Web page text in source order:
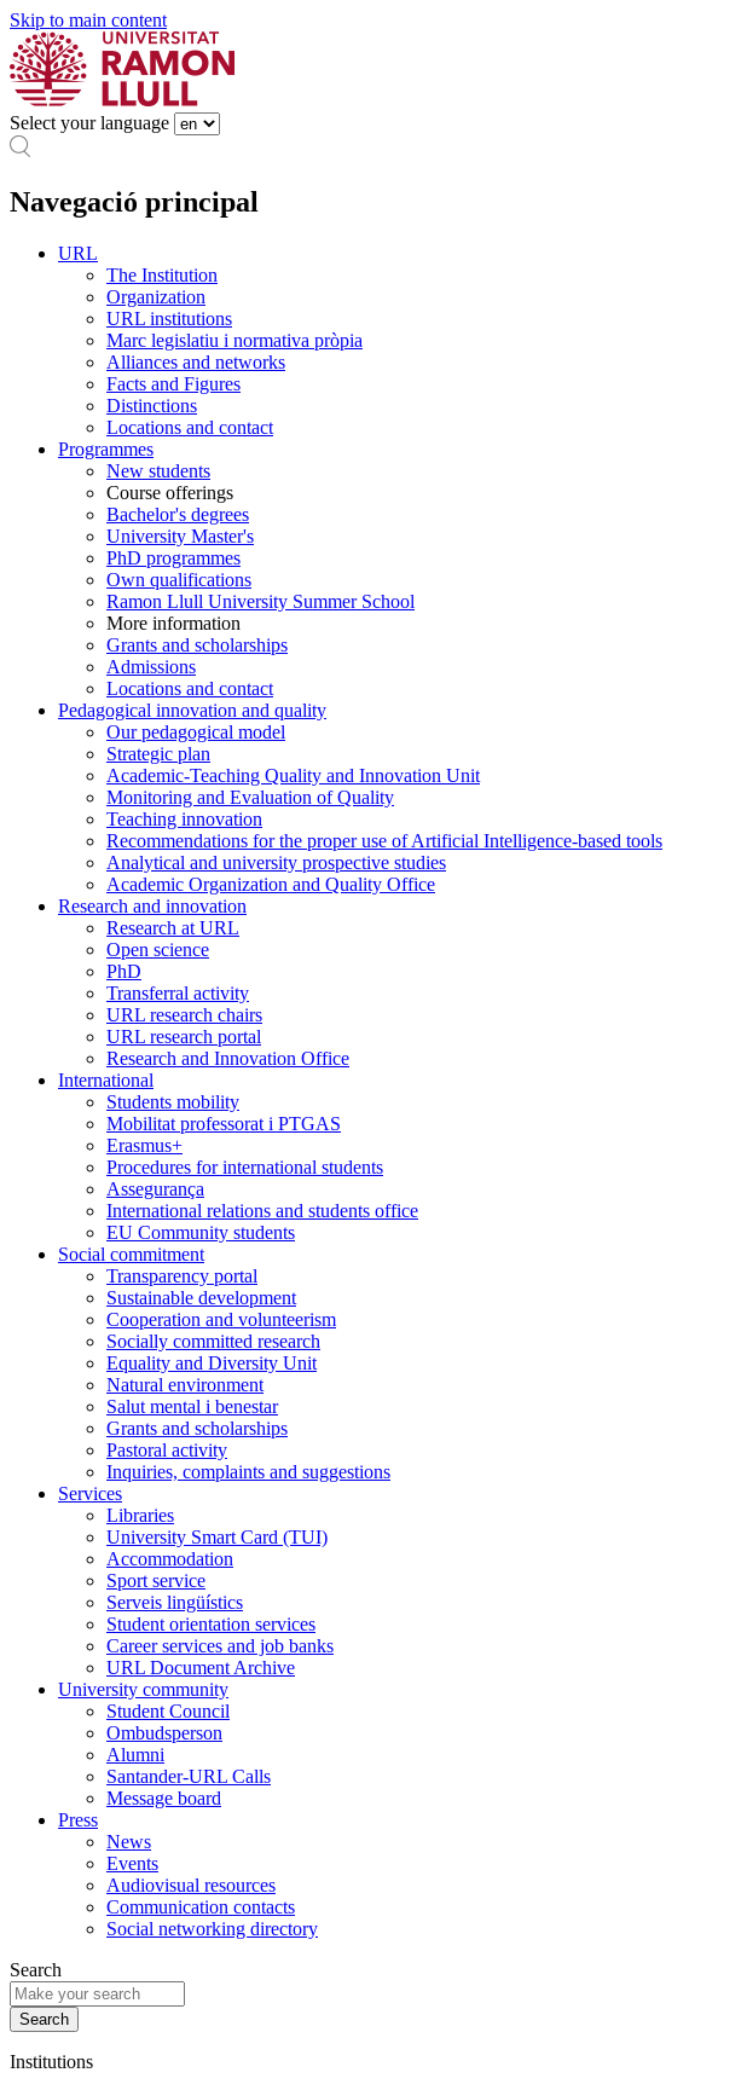
Skip to main content
Select your language
Navegació principal
URL
The Institution
Organization
URL institutions
Marc legislatiu i normativa pròpia
Alliances and networks
Facts and Figures
Distinctions
Locations and contact
Programmes
New students
Course offerings
Bachelor's degrees
University Master's
PhD programmes
Own qualifications
Ramon Llull University Summer School
More information
Grants and scholarships
Admissions
Locations and contact
Pedagogical innovation and quality
Our pedagogical model
Strategic plan
Academic-Teaching Quality and Innovation Unit
Monitoring and Evaluation of Quality
Teaching innovation
Recommendations for the proper use of Artificial Intelligence-based tools
Analytical and university prospective studies
Academic Organization and Quality Office
Research and innovation
Research at URL
Open science
PhD
Transferral activity
URL research chairs
URL research portal
Research and Innovation Office
International
Students mobility
Mobilitat professorat i PTGAS
Erasmus+
Procedures for international students
Assegurança
International relations and students office
EU Community students
Social commitment
Transparency portal
Sustainable development
Cooperation and volunteerism
Socially committed research
Equality and Diversity Unit
Natural environment
Salut mental i benestar
Grants and scholarships
Pastoral activity
Inquiries, complaints and suggestions
Services
Libraries
University Smart Card (TUI)
Accommodation
Sport service
Serveis lingüístics
Student orientation services
Career services and job banks
URL Document Archive
University community
Student Council
Ombudsperson
Alumni
Santander-URL Calls
Message board
Press
News
Events
Audiovisual resources
Communication contacts
Social networking directory
Search
Institutions